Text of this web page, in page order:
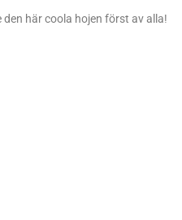
här coola hojen först av alla!